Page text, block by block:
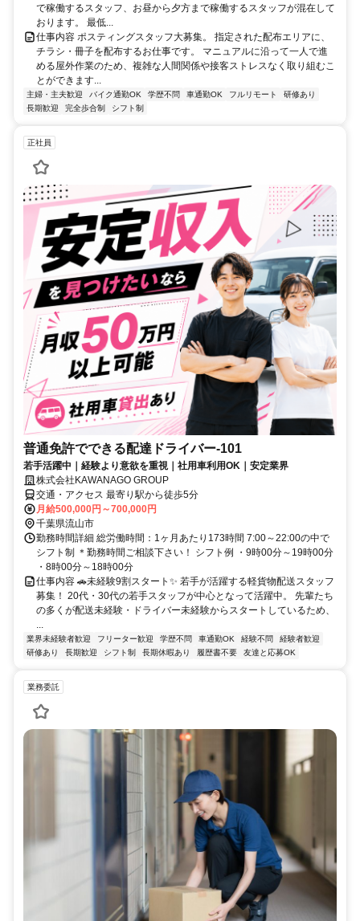
で稼働するスタッフ、お昼から夕方まで稼働するスタッフが混在して
おります。 最低...
仕事内容 ポスティングスタッフ大募集。 指定された配布エリアに、
チラシ・冊子を配布するお仕事です。 マニュアルに沿って一人で進
める屋外作業のため、複雑な人間関係や接客ストレスなく取り組むこ
とができます...
主婦・主夫歓迎 バイク通勤OK 学歴不問 車通勤OK フルリモート
研修あり
長期歓迎
完全歩合制 シフト制
正社員
普通免許でできる配達ドライバー-101
若手活躍中｜経験より意欲を重視｜社用車利用OK｜安定業界
株式会社KAWANAGO GROUP
交通・アクセス 最寄り駅から徒歩5分
月給500,000円～700,000円
千葉県流山市
勤務時間詳細 総労働時間：1ヶ月あたり173時間 7:00～22:00の中で
シフト制 ＊勤務時間ご相談下さい！ シフト例 ・9時00分～19時00分
・8時00分～18時00分
仕事内容 🚗未経験9割スタート✨ 若手が活躍する軽貨物配送スタッフ
募集！ 20代・30代の若手スタッフが中心となって活躍中。 先輩たち
の多くが配送未経験・ドライバー未経験からスタートしているため、
業界未経験者歓迎 フリーター歓迎 学歴不問 車通勤OK 経験不問
経験者歓迎
研修あり
長期歓迎 シフト制 長期休暇あり 履歴書不要 友達と応募OK
業務委託